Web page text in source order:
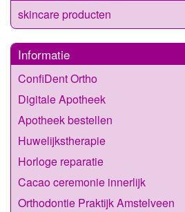
skincare producten
Informatie
ConfiDent Ortho
Digitale Apotheek
Apotheek bestellen
Huwelijkstherapie
Horloge reparatie
Cacao ceremonie innerlijk
Orthodontie Praktijk Amstelveen